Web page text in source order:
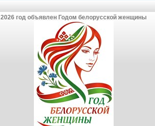
2026 год объявлен Годом белорусской женщины